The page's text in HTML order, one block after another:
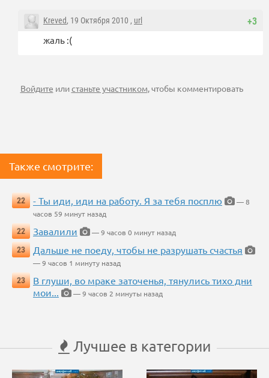
+3
Kreved, 19 Октября 2010 , url
жаль :(
Войдите илистаньте участником, чтобы комментировать
Также смотрите:
22 - Ты иди, иди на работу. Я за тебя посплю
— 8
часов 59 минут назад
22
Завалили
— 9 часов 0 минут назад
23
Дальше не поеду, чтобы не разрушать счастья
— 9 часов 1 минуту назад
23
В глуши, во мраке заточенья, тянулись тихо дни
мои...
— 9 часов 2 минуты назад
Лучшее в категории